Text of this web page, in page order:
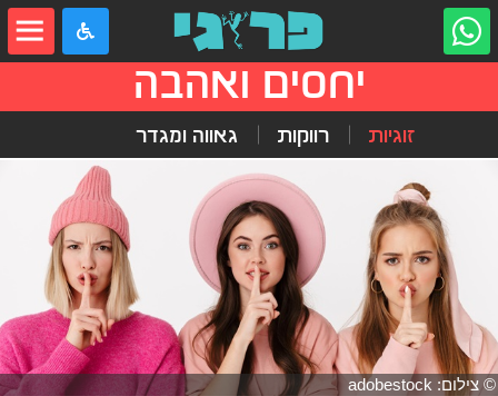
יחסים ואהבה
זוגיות רווקות גאווה ומגדר
© צילום: adobestock